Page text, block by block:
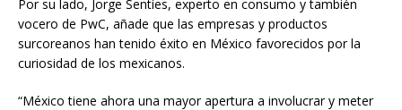
Por su lado, Jorge Sentíes, experto en consumo y también
vocero de PwC, añade que las empresas y productos
surcoreanos han tenido éxito en México favorecidos por la
curiosidad de los mexicanos.
“México tiene ahora una mayor apertura a involucrar y meter